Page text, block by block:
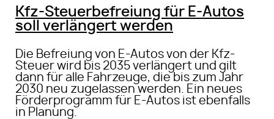
Kfz-Steuerbefreiung für E-Autos
soll verlängert werden
Die Befreiung von E-Autos von der Kfz-
Steuer wird bis 2035 verlängert und gilt
dann für alle Fahrzeuge, die bis zum Jahr
2030 neu zugelassen werden. Ein neues
Förderprogramm für E-Autos ist ebenfalls
in Planung.